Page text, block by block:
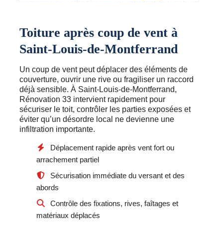
Toiture après coup de vent à
Saint-Louis-de-Montferrand
Un coup de vent peut déplacer des éléments de
couverture, ouvrir une rive ou fragiliser un raccord
déjà sensible. À Saint-Louis-de-Montferrand,
Rénovation 33 intervient rapidement pour
sécuriser le toit, contrôler les parties exposées et
éviter qu’un désordre local ne devienne une
infiltration importante.
Déplacement rapide après vent fort ou
arrachement partiel
Sécurisation immédiate du versant et des
abords
Contrôle des fixations, rives, faîtages et
matériaux déplacés